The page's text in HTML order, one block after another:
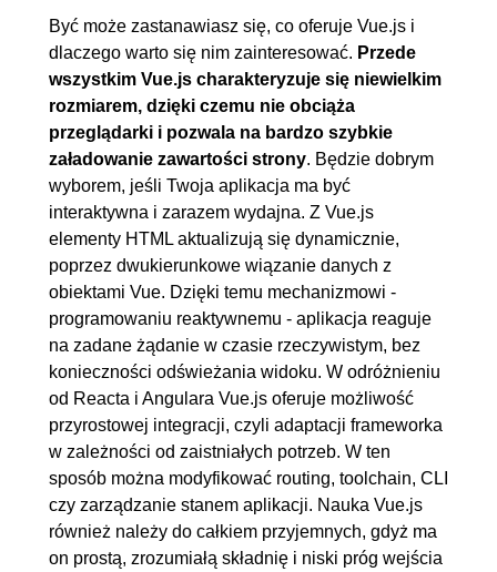
5.1. Header strony
00:15:09
5.2. Nadawanie stylów CSS
00:18:11
5.3. Stworzenie listy projektów
5.4. Stylowanie widoku,
dodawanie nowych elementów
00:19:41
5.5. Interaktywne przełączanie
między projektami
5.6. Poprawa efektów
wizualnych strony
00:09:21
5.7. Implementacja routera 00:18:58
6. Podsumowanie 00:19:12
6.1. Wdrożenie portfolio na
Netlify, dalsze możliwości
rozwoju aplikacji
00:08:53
6.2. Dodatek o responsywności
aplikacji
00:10:19
Być może zastanawiasz się, co oferuje Vue.js i
dlaczego warto się nim zainteresować. Przede
wszystkim Vue.js charakteryzuje się niewielkim
rozmiarem, dzięki czemu nie obciąża
przeglądarki i pozwala na bardzo szybkie
załadowanie zawartości strony. Będzie dobrym
wyborem, jeśli Twoja aplikacja ma być
interaktywna i zarazem wydajna. Z Vue.js
elementy HTML aktualizują się dynamicznie,
poprzez dwukierunkowe wiązanie danych z
obiektami Vue. Dzięki temu mechanizmowi -
programowaniu reaktywnemu - aplikacja reaguje
na zadane żądanie w czasie rzeczywistym, bez
konieczności odświeżania widoku. W odróżnieniu
od Reacta i Angulara Vue.js oferuje możliwość
przyrostowej integracji, czyli adaptacji frameworka
w zależności od zaistniałych potrzeb. W ten
sposób można modyfikować routing, toolchain, CLI
czy zarządzanie stanem aplikacji. Nauka Vue.js
również należy do całkiem przyjemnych, gdyż ma
on prostą, zrozumiałą składnię i niski próg wejścia